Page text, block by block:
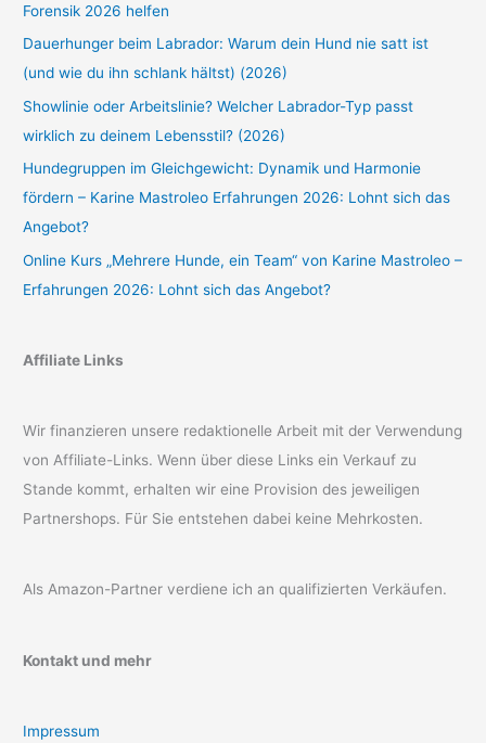
Forensik 2026 helfen
Dauerhunger beim Labrador: Warum dein Hund nie satt ist
(und wie du ihn schlank hältst) (2026)
Showlinie oder Arbeitslinie? Welcher Labrador-Typ passt
wirklich zu deinem Lebensstil? (2026)
Hundegruppen im Gleichgewicht: Dynamik und Harmonie
fördern – Karine Mastroleo Erfahrungen 2026: Lohnt sich das
Angebot?
Online Kurs „Mehrere Hunde, ein Team“ von Karine Mastroleo –
Erfahrungen 2026: Lohnt sich das Angebot?
Affiliate Links
Wir finanzieren unsere redaktionelle Arbeit mit der Verwendung
von Affiliate-Links. Wenn über diese Links ein Verkauf zu
Stande kommt, erhalten wir eine Provision des jeweiligen
Partnershops. Für Sie entstehen dabei keine Mehrkosten.
Als Amazon-Partner verdiene ich an qualifizierten Verkäufen.
Kontakt und mehr
Impressum